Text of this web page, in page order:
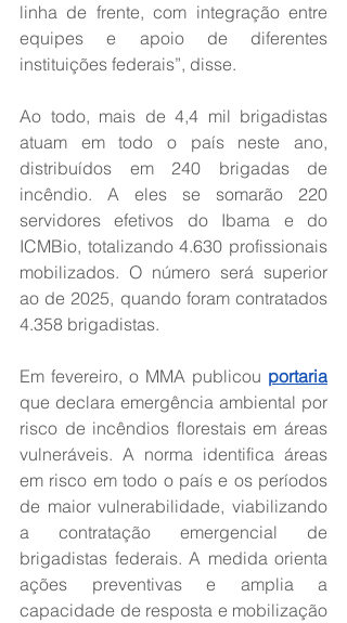
linha de frente, com integração entre
equipes e apoio de diferentes
instituições federais”, disse.
Ao todo, mais de 4,4 mil brigadistas
atuam em todo o país neste ano,
distribuídos em 240 brigadas de
incêndio. A eles se somarão 220
servidores efetivos do Ibama e do
ICMBio, totalizando 4.630 profissionais
mobilizados. O número será superior
ao de 2025, quando foram contratados
4.358 brigadistas.
Em fevereiro, o MMA publicou portaria
que declara emergência ambiental por
risco de incêndios florestais em áreas
vulneráveis. A norma identifica áreas
em risco em todo o país e os períodos
de maior vulnerabilidade, viabilizando
a contratação emergencial de
brigadistas federais. A medida orienta
ações preventivas e amplia a
capacidade de resposta e mobilização